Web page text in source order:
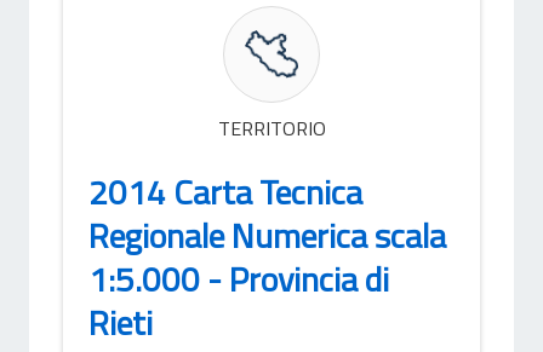
TERRITORIO
2014 Carta Tecnica
Regionale Numerica scala
1:5.000 - Provincia di
Rieti